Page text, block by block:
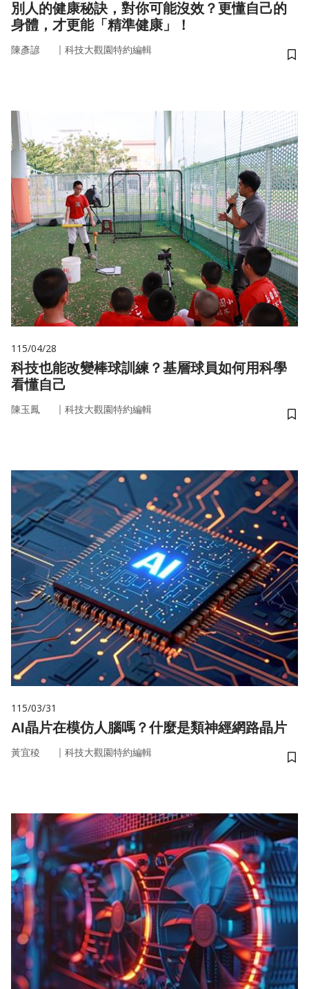
別人的健康秘訣，對你可能沒效？更懂自己的
身體，才更能「精準健康」！
陳彥諺 ｜ 科技大觀園特約編輯
儲
115/04/28
科技也能改變棒球訓練？基層球員如何用科學
看懂自己
陳玉鳳 ｜ 科技大觀園特約編輯
儲
115/03/31
AI晶片在模仿人腦嗎？什麼是類神經網路晶片
黃宜稜 ｜ 科技大觀園特約編輯
儲